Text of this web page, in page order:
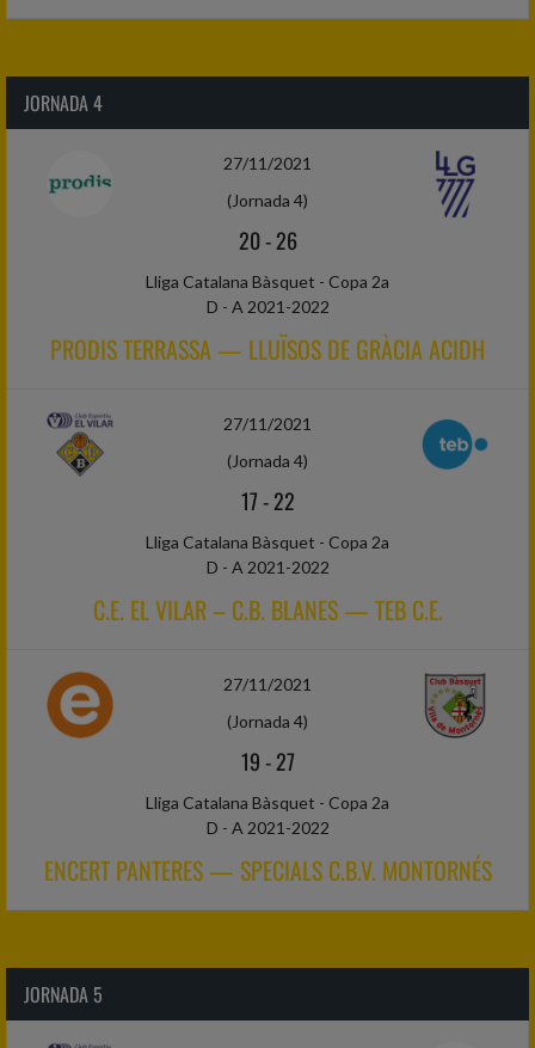
JORNADA 4
27/11/2021
(Jornada 4)
20-26
Lliga Catalana Bàsquet - Copa 2a
D - A 2021-2022
PRODIS TERRASSA — LLUÏSOS DE GRÀCIA ACIDH
27/11/2021
(Jornada 4)
17-22
Lliga Catalana Bàsquet - Copa 2a
D - A 2021-2022
C.E. EL VILAR – C.B. BLANES — TEB C.E.
27/11/2021
(Jornada 4)
19-27
Lliga Catalana Bàsquet - Copa 2a
D - A 2021-2022
ENCERT PANTERES — SPECIALS C.B.V. MONTORNÉS
JORNADA 5